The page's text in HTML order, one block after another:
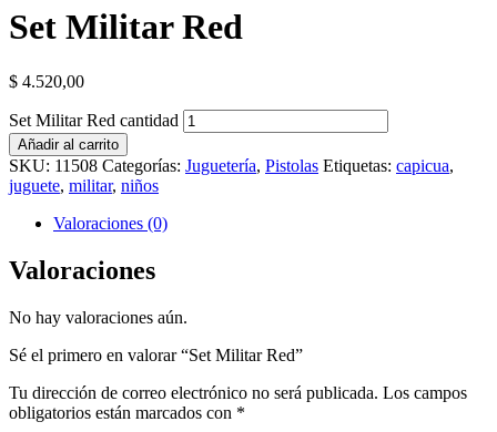
Set Militar Red
$ 4.520,00
Set Militar Red cantidad
Añadir al carrito
SKU: 11508 Categorías: Juguetería, Pistolas Etiquetas: capicua,
juguete, militar, niños
Valoraciones (0)
Valoraciones
No hay valoraciones aún.
Sé el primero en valorar “Set Militar Red”
Tu dirección de correo electrónico no será publicada. Los campos
obligatorios están marcados con *